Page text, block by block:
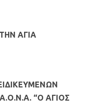
ΑΓΙΑ
“Ο ΑΓΙΟΣ